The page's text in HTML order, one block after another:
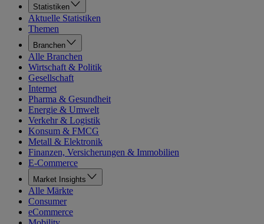
Statistiken
Aktuelle Statistiken
Themen
Branchen
Alle Branchen
Wirtschaft & Politik
Gesellschaft
Internet
Pharma & Gesundheit
Energie & Umwelt
Verkehr & Logistik
Konsum & FMCG
Metall & Elektronik
Finanzen, Versicherungen & Immobilien
E-Commerce
Market Insights
Alle Märkte
Consumer
eCommerce